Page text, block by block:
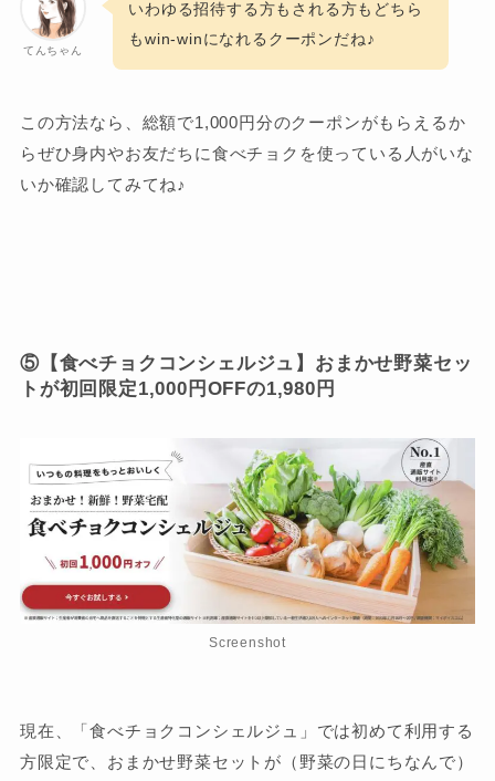
てんちゃん
いわゆる招待する方もされる方もどちら
もwin-winになれるクーポンだね♪
この方法なら、総額で1,000円分のクーポンがもらえるか
らぜひ身内やお友だちに食べチョクを使っている人がいな
いか確認してみてね♪
⑤【食べチョクコンシェルジュ】おまかせ野菜セッ
トが初回限定1,000円OFFの1,980円
Screenshot
現在、「食べチョクコンシェルジュ」では初めて利用する
方限定で、おまかせ野菜セットが（野菜の日にちなんで）